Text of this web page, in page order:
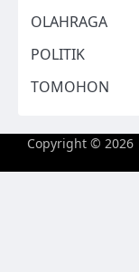
OLAHRAGA
POLITIK
TOMOHON
Copyright © 2026